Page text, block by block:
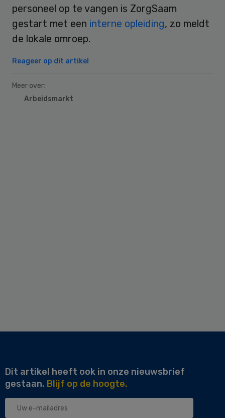
personeel op te vangen is ZorgSaam
gestart met een interne opleiding, zo meldt
de lokale omroep.
Reageer op dit artikel
Meer over:
Arbeidsmarkt
Dit artikel heeft ook in onze nieuwsbrief
gestaan. Blijf op de hoogte.
Uw